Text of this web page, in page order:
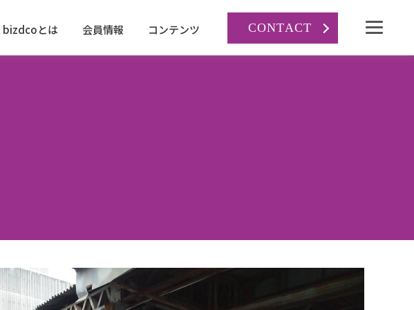
bizdcoとは 会員情報 コンテンツ CONTACT